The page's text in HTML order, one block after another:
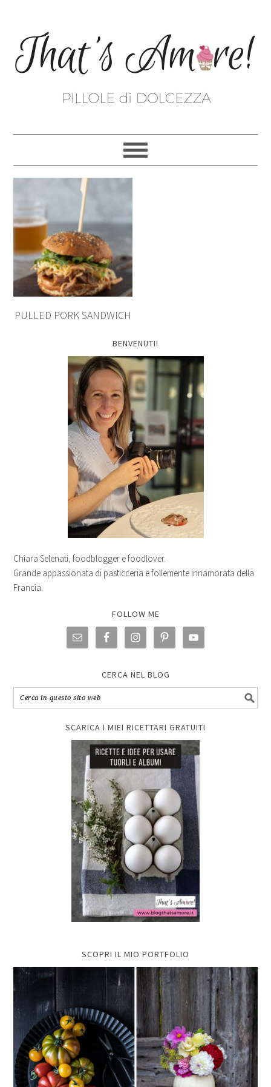
PULLED PORK SANDWICH
BENVENUTI!
Chiara Selenati, foodblogger e foodlover.
Grande appassionata di pasticceria e follemente innamorata della
Francia.
FOLLOW ME
CERCA NEL BLOG
SCARICA I MIEI RICETTARI GRATUITI
SCOPRI IL MIO PORTFOLIO